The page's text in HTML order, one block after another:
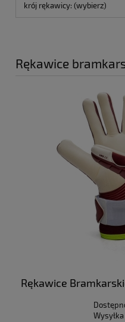
krój rękawicy: (wybierz)
Rękawice
Rękawice